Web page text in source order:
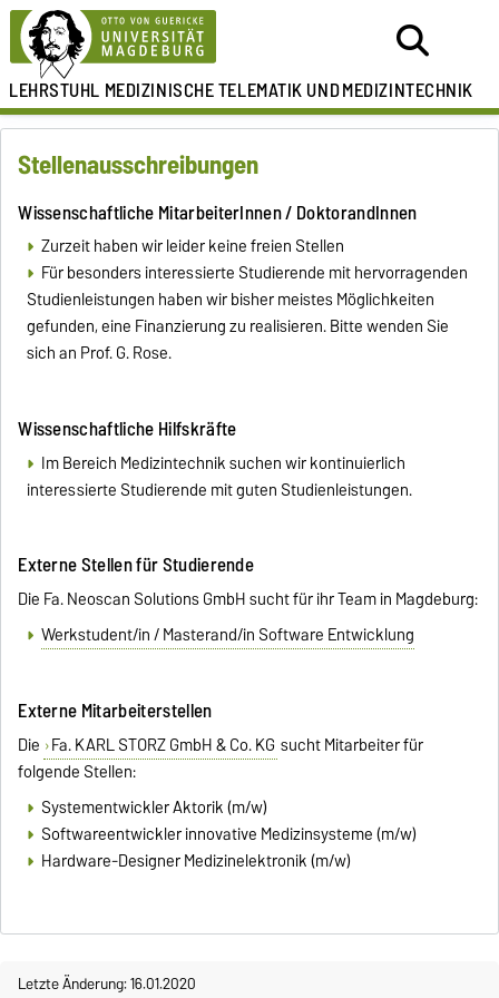
LEHRSTUHL MEDIZINISCHE TELEMATIK UNDMEDIZINTECHNIK
Stellenausschreibungen
Wissenschaftliche MitarbeiterInnen / DoktorandInnen
Zurzeit haben wir leider keine freien Stellen
Für besonders interessierte Studierende mit hervorragenden
Studienleistungen haben wir bisher meistes Möglichkeiten
gefunden, eine Finanzierung zu realisieren. Bitte wenden Sie
sich an Prof. G. Rose.
Wissenschaftliche Hilfskräfte
Im Bereich Medizintechnik suchen wir kontinuierlich
interessierte Studierende mit guten Studienleistungen.
Externe Stellen für Studierende
Die Fa. Neoscan Solutions GmbH sucht für ihr Team in Magdeburg:
Werkstudent/in / Masterand/in Software Entwicklung
Externe Mitarbeiterstellen
Die Fa. KARL STORZ GmbH & Co. KG sucht Mitarbeiter für
folgende Stellen:
Systementwickler Aktorik(m/w)
Softwareentwickler innovative Medizinsysteme(m/w)
Hardware-Designer Medizinelektronik(m/w)
Letzte Änderung: 16.01.2020